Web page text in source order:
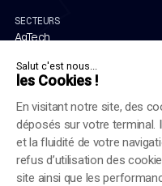
Salut c'est nous...
les Cookies !
En visitant notre site, des
déposés sur votre terminal.
et la fluidité de votre
refus d’utilisation des
site ainsi que les
SECTEURS
AgTech
Automobile
Énergie
Services financiers
Santé et sciences de la vie
Industrie
Luxe et commerce de détail
Chemins de fer